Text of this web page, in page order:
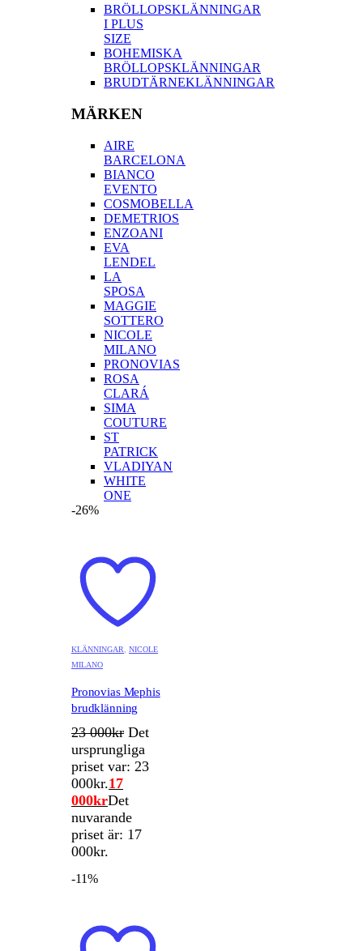
BRÖLLOPSKLÄNNINGAR
I PLUS
SIZE
BOHEMISKA
BRÖLLOPSKLÄNNINGAR
BRUDTÄRNEKLÄNNINGAR
MÄRKEN
AIRE
BARCELONA
BIANCO
EVENTO
COSMOBELLA
DEMETRIOS
ENZOANI
EVA
LENDEL
LA
SPOSA
MAGGIE
SOTTERO
NICOLE
MILANO
PRONOVIAS
ROSA
CLARÁ
SIMA
COUTURE
ST
PATRICK
VLADIYAN
WHITE
ONE
-26%
KLÄNNINGAR, NICOLE
MILANO
Pronovias Mephis
brudklänning
23 000kr Det
ursprungliga
priset var: 23
000kr.17
000krDet
nuvarande
priset är: 17
000kr.
-11%